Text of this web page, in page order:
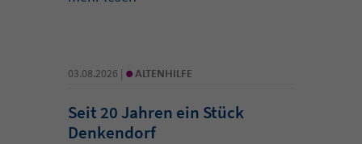
03.08.2026 | • ALTENHILFE
Seit 20 Jahren ein Stück
Denkendorf